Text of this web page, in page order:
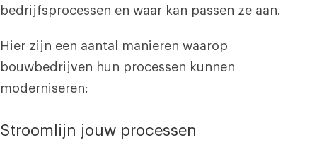
bedrijfsprocessen en waar kan passen ze aan.
Hier zijn een aantal manieren waarop
bouwbedrijven hun processen kunnen
moderniseren:
Stroomlijn jouw processen